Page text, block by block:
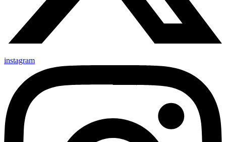
instagram